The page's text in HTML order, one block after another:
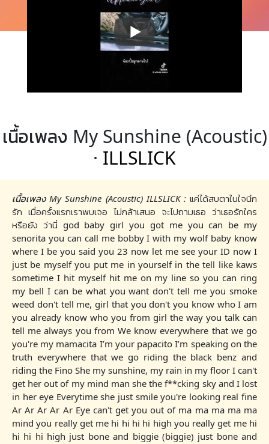
เนื้อเพลง My Sunshine (Acoustic)
· ILLSLICK
เนื้อเพลง My Sunshine (Acoustic) ILLSLICK : แค่ได้สบตาในใจนึก
รัก เมื่อครั้งแรกเราพบเจอ ไม่กล้าเสนอ จะไปถามเธอ ว่าเธอรักใคร
หรือยัง ว่านี่ god baby girl you got me you can be my
senorita you can call me bobby I with my wolf baby know
where I be you said you 23 now let me see your ID now I
just be myself you put me in yourself in the tell like kaws
sometime I hit myself hit me on my line so you can ring
my bell I can be what you want don't tell me you smoke
weed don't tell me, girl that you don't you know who I am
you already know who you from girl the way you talk can
tell me always you from We know everywhere that we go
you're my mamacita I’m your papacito I’m speaking on the
truth everywhere that we go riding the black benz and
riding the Fino She my sunshine, my rain in my floor I can't
get her out of my mind man she the f**cking sky and I lost
in her eye Everytime she just smile you're looking real fine
Ar Ar Ar Ar Ar Eye can't get you out of ma ma ma ma ma
mind you really get me hi hi hi hi high you really get me hi
hi hi hi high just bone and biggie (biggie) just bone and